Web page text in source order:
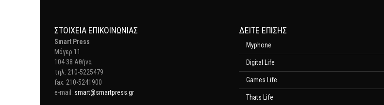
ΣΤΟΙΧΕΊΑ ΕΠΙΚΟΙΝΩΝΊΑΣ
Smart Press
Mάγερ 11
104 38 Αθήνα
τηλ: 210-5225479
fax: 210-5241900
e-mail: smart@smartpress.gr
ΔΕΊΤΕ ΕΠΊΣΗΣ
Myphone
Digital Life
Games Life
Thats Life